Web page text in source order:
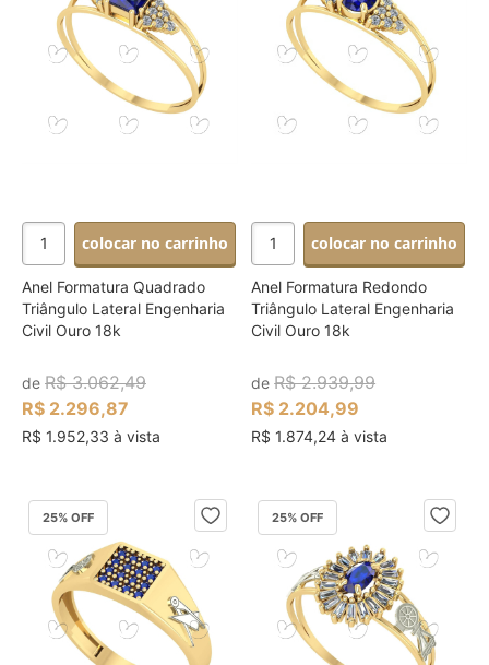
colocar no carrinho
Anel Formatura Quadrado
Triângulo Lateral Engenharia
Civil Ouro 18k
de R$ 3.062,49
R$ 2.296,87
R$ 1.952,33 à vista
colocar no carrinho
Anel Formatura Redondo
Triângulo Lateral Engenharia
Civil Ouro 18k
deR$ 2.939,99
R$ 2.204,99
R$ 1.874,24 à vista
25% OFF 25% OFF